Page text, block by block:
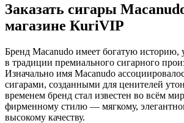
Заказать сигары
магазине КuriVIP
Бренд Macanudo имеет богатую
в традиции премиального сигарного
Изначально имя Macanudo
сигарами, созданными для ценителей
временем бренд стал известен во всём
фирменному стилю — мягкому,
высокому качеству.